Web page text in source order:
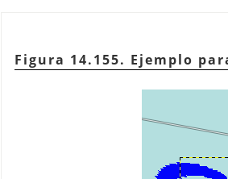
Figura 14.155. Ejemplo